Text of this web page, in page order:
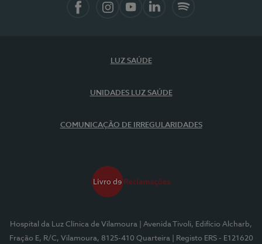
LUZ SAÚDE
UNIDADES LUZ SAÚDE
COMUNICAÇÃO DE IRREGULARIDADES
Hospital da Luz Clínica de Vilamoura
| Avenida Tivoli, Edifício Alcharb,
Fração E, R/C, Vilamoura, 8125-410 Quarteira
| Registo ERS - E121620